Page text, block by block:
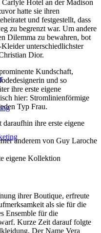
Hotel an der Madison
hatte sie ihren
und festgestellt, dass
zu begrenzt war. Um andere
Dilemma zu bewahren, bot
unterschiedlichster
Dior.
Kundschaft,
und so
ihre erste eigene
hier: Stromlinienförmige
Typ Frau.
ihre erste eigene
anderem von Guy Laroche
eigene Kollektion
ihrer Boutique, erfreute
als sie für die
Ensemble für die
Kurze Zeit darauf folgte
Der Name Vera